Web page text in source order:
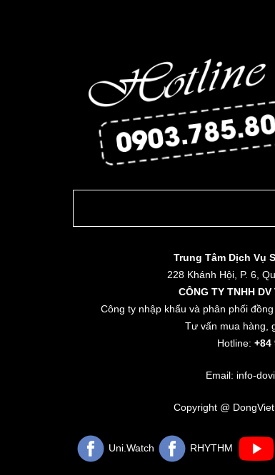
Trung Tâm Dịch Vụ
228 Khánh Hội, P. 6,
CÔNG TY TNHH
Công ty nhập khẩu và phân phối
Tư vấn mua hàng,
Hotline: +84
Email: info-
Copyright @
Uni.Watch RHYTHM